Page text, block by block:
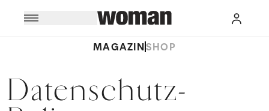
MAGAZINSHOP
Datenschutz-